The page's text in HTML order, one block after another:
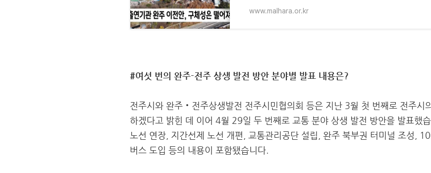
www.malhara.or.kr
#여섯 번의 완주-전주 상생 발전 방안 분야별 발표 내용은?
전주시와 완주‧전주상생발전 전주시민협의회 등은 지난 3월 첫 번째로 전주시
하겠다고 밝힌 데 이어 4월 29일 두 번째로 교통 분야 상생 발전 방안을 발표했
노선 연장, 지간선제 노선 개편, 교통관리공단 설립, 완주 북부권 터미널 조성,
버스 도입 등의 내용이 포함됐습니다.